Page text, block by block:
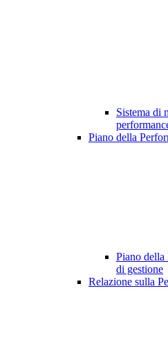
Sistema di
Piano della
Piano della
di gestione
Relazione sulla